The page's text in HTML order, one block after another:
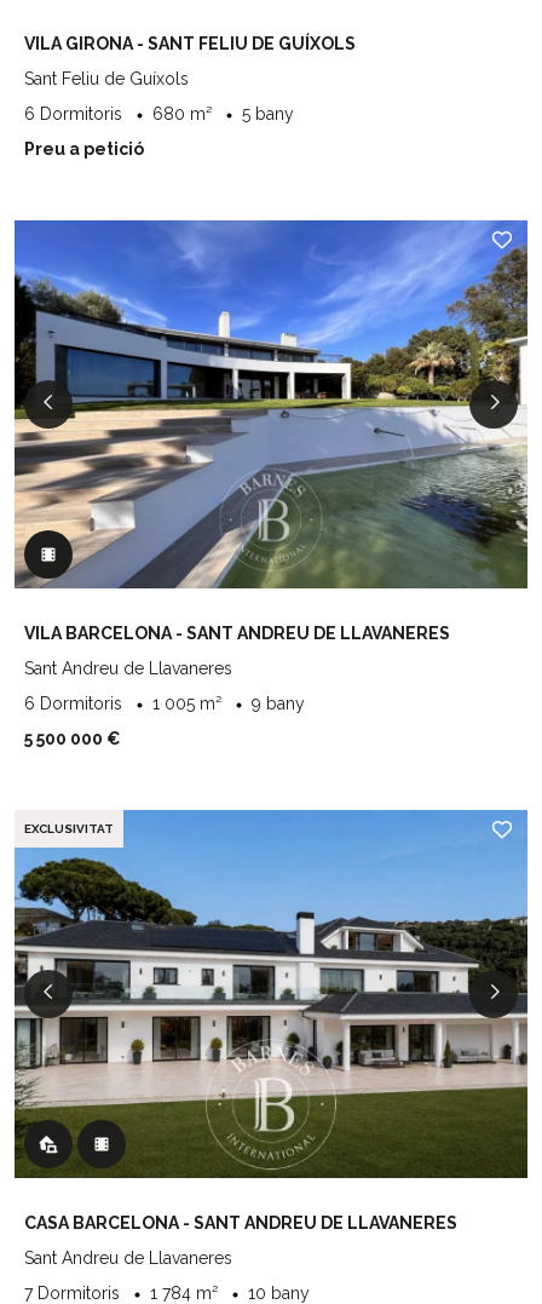
VILA GIRONA - SANT FELIU DE GUÍXOLS
Sant Feliu de Guíxols
6 Dormitoris
680 m²
5 bany
Preu a petició
VILA BARCELONA - SANT ANDREU DE LLAVANERES
Sant Andreu de Llavaneres
6 Dormitoris
1 005 m²
9 bany
5 500 000 €
EXCLUSIVITAT
CASA BARCELONA - SANT ANDREU DE LLAVANERES
Sant Andreu de Llavaneres
7 Dormitoris
1 784 m²
10 bany